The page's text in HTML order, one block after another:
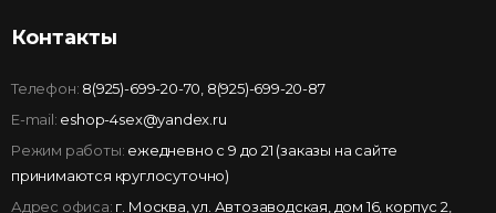
Контакты
Телефон: 8(925)-699-20-70 8(925)-699-20-87
E-mail: eshop-4sex@yandex.ru
Режим работы: ежедневно с 9 до 21 (заказы на сайте
принимаются круглосуточно)
Адрес офиса: г. Москва, ул. Автозаводская, дом 16, корпус 2,